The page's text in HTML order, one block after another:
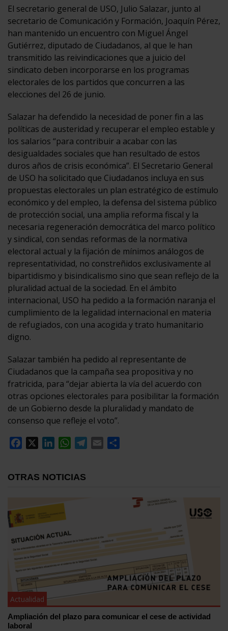
El secretario general de USO, Julio Salazar, junto al
secretario de Comunicación y Formación, Joaquín Pérez,
han mantenido un encuentro con Miguel Ángel
Gutiérrez, diputado de Ciudadanos, al que le han
transmitido las reivindicaciones que a juicio del
sindicato deben incorporarse en los programas
electorales de los partidos que concurren a las
elecciones del 26 de junio.
Salazar ha defendido la necesidad de poner fin a las
políticas de austeridad y recuperar el empleo estable y
los salarios “para contribuir a acabar con las
desigualdades sociales que han resultado de estos
duros años de crisis económica”. El Secretario General
de USO ha solicitado que Ciudadanos incluya en sus
propuestas electorales un plan estratégico de estímulo
económico y del empleo, la defensa del sistema público
de protección social, una amplia reforma fiscal y la
necesaria regeneración democrática del marco político
y sindical, con sendas reformas de la normativa
electoral actual y la fijación de mínimos análogos de
representatividad, no constreñidos exclusivamente al
bipartidismo y bisindicalismo sino que sean reflejo de la
pluralidad actual de la sociedad. En el ámbito
internacional, USO ha pedido a la formación naranja el
cumplimiento de la legalidad internacional en materia
de refugiados, con una acogida y trato humanitario
digno.
Salazar también ha pedido al representante de
Ciudadanos que la campaña sea propositiva y no
fratricida, para “dejar abierta la vía del acuerdo con
otras opciones electorales para posibilitar la formación
de un Gobierno desde la pluralidad y mandato de
consenso que refleje el voto”.
Facebook
LinkedInWhatsApp
Telegram
Email
OTRAS NOTICIAS
Actualidad
Ampliación del plazo para comunicar el cese de actividad
laboral